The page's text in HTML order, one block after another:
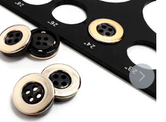
Next